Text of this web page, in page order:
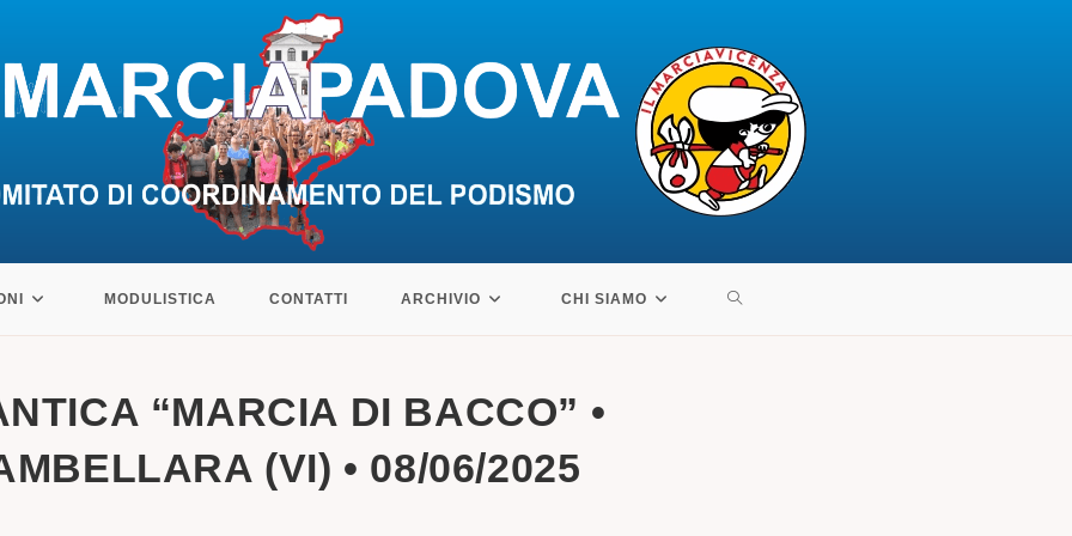
MODULISTICA CONTATTI ARCHIVIO CHI SIAMO ATTIVA/DISATTIVA
“MARCIA DI BACCO” •
(VI) • 08/06/2025